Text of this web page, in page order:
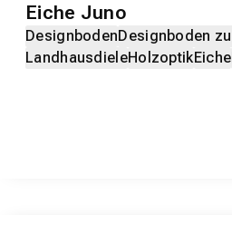
Eiche Juno
DesignbodenDesignboden
LandhausdieleHolzoptikEiche